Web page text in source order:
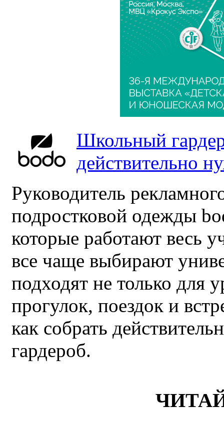
Школьный
действительно
Руководитель
подростковой одежды
которые работают весь
все чаще выбирают
подходят не только для
прогулок, поездок и
как собрать
гардероб.